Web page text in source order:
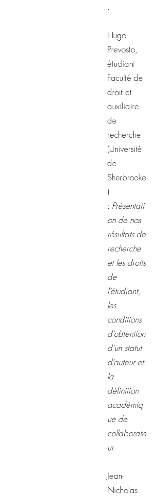
.
Hugo
Prevosto,
étudiant -
Faculté de
droit et
auxiliaire
de
recherche
(Université
de
Sherbrooke
)
: Présentati
on de nos
résultats de
recherche
et les droits
de
l’étudiant,
les
conditions
d’obtention
d’un statut
d’auteur et
la
définition
académiq
ue de
collaborate
ur.
Jean-
Nicholas